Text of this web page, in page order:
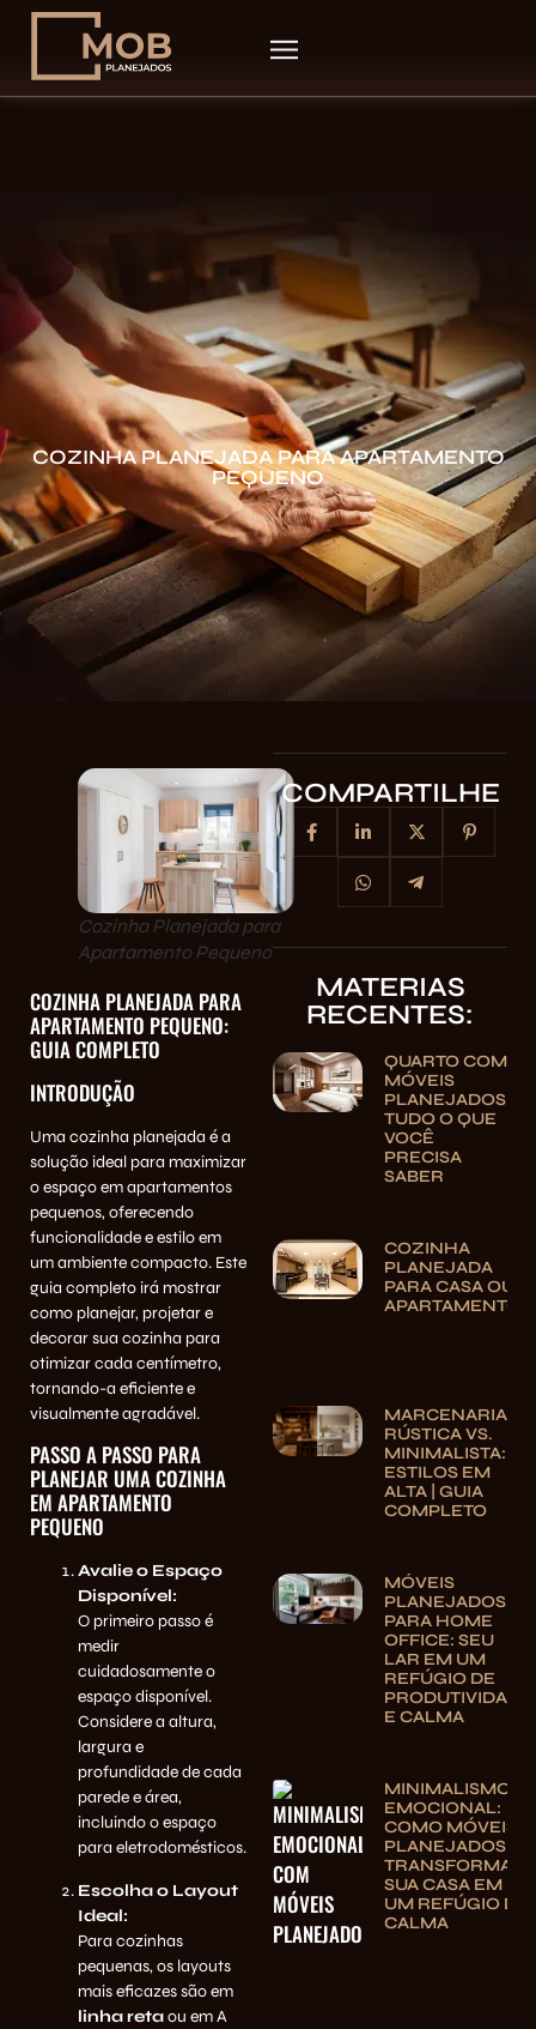
COZINHA PLANEJADA PARA APARTAMENTO
PEQUENO
Cozinha Planejada para
Apartamento Pequeno
COZINHA PLANEJADA PARA
APARTAMENTO PEQUENO:
GUIA COMPLETO
INTRODUÇÃO
Uma cozinha planejada é a
solução ideal para maximizar
o espaço em apartamentos
pequenos, oferecendo
funcionalidade e estilo em
um ambiente compacto. Este
guia completo irá mostrar
como planejar, projetar e
decorar sua cozinha para
otimizar cada centímetro,
tornando-a eficiente e
visualmente agradável.
PASSO A PASSO PARA
PLANEJAR UMA COZINHA
EM APARTAMENTO
PEQUENO
Avalie o Espaço
Disponível:
O primeiro passo é
medir
cuidadosamente o
espaço disponível.
Considere a altura,
largura e
profundidade de cada
parede e área,
incluindo o espaço
para eletrodomésticos.
Escolha o Layout
Ideal:
Para cozinhas
pequenas, os layouts
mais eficazes são em
linha retaou em A
COMPARTILHE
MATERIAS
RECENTES:
QUARTO COM
MÓVEIS
PLANEJADOS:
TUDO O QUE
VOCÊ
PRECISA
SABER
COZINHA
PLANEJADA
PARA CASA OU
APARTAMENTO
MARCENARIA
RÚSTICA VS.
MINIMALISTA:
ESTILOS EM
ALTA | GUIA
COMPLETO
MÓVEIS
PLANEJADOS
PARA HOME
OFFICE: SEU
LAR EM UM
REFÚGIO DE
PRODUTIVIDADE
E CALMA
MINIMALISMO
EMOCIONAL:
COMO MÓVEIS
PLANEJADOS
TRANSFORMAM
SUA CASA EM
UM REFÚGIO DE
CALMA